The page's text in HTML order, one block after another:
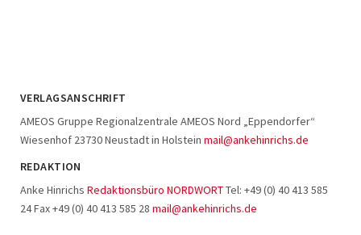
VERLAGSANSCHRIFT
AMEOS Gruppe Regionalzentrale AMEOS Nord „Eppendorfer“
Wiesenhof 23730 Neustadt in Holstein mail@ankehinrichs.de
REDAKTION
Anke Hinrichs Redaktionsbüro NORDWORTTel: +49 (0) 40 413 585
24 Fax +49 (0) 40 413 585 28 mail@ankehinrichs.de